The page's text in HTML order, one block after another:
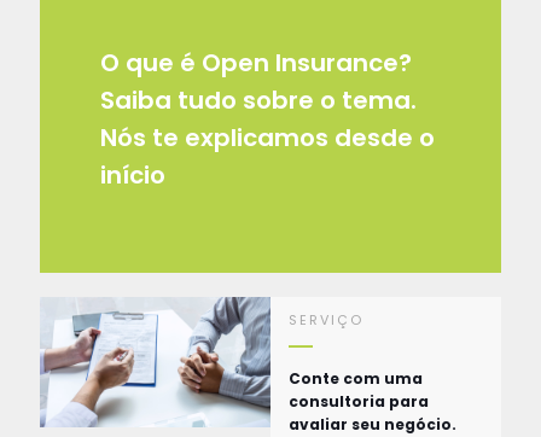
O que é Open Insurance?
Saiba tudo sobre o tema.
Nós te explicamos desde o
início
SERVIÇO
Conte com uma
consultoria para
avaliar seu negócio.